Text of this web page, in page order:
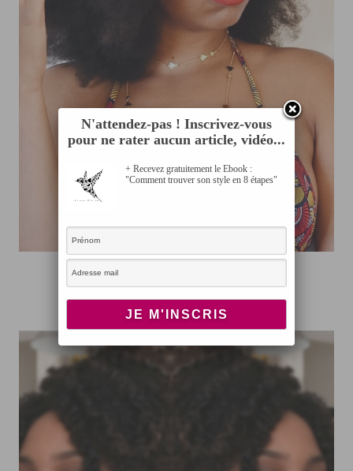
Rafraichir son blow out
N'attendez-pas ! Inscrivez-vous
pour ne rater aucun article, vidéo...
+ Recevez gratuitement le Ebook :
"Comment trouver son style en 8 étapes"